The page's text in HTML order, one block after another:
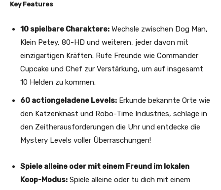
Key Features
10 spielbare Charaktere: Wechsle zwischen Dog Man,
Klein Petey, 80-HD und weiteren, jeder davon mit
einzigartigen Kräften. Rufe Freunde wie Commander
Cupcake und Chef zur Verstärkung, um auf insgesamt
10 Helden zu kommen.
60 actiongeladene Levels: Erkunde bekannte Orte wie
den Katzenknast und Robo-Time Industries, schlage in
den Zeitherausforderungen die Uhr und entdecke die
Mystery Levels voller Überraschungen!
Spiele alleine oder mit einem Freund im lokalen
Koop-Modus: Spiele alleine oder tu dich mit einem